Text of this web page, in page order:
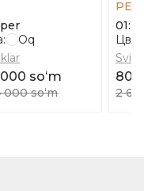
Oq
000 soʻm
000 soʻm
01:
809
2